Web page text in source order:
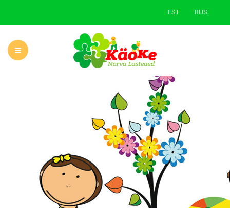
EST RUS
О САДЕ НОВОСТИ
УЧЕБНАЯ ДЕЯТЕЛЬНОСТЬ РОДИТЕЛЯМ
ЗЕЛЕНАЯ ШКОЛА КОНТАКТЫ